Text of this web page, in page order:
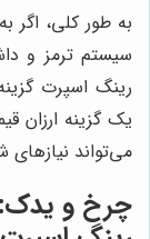
به طور کلی، اگر
سیستم ترمز و
رینگ اسپرت
یک گزینه ارزان
می‌تواند نیازهای
چرخ و یدک